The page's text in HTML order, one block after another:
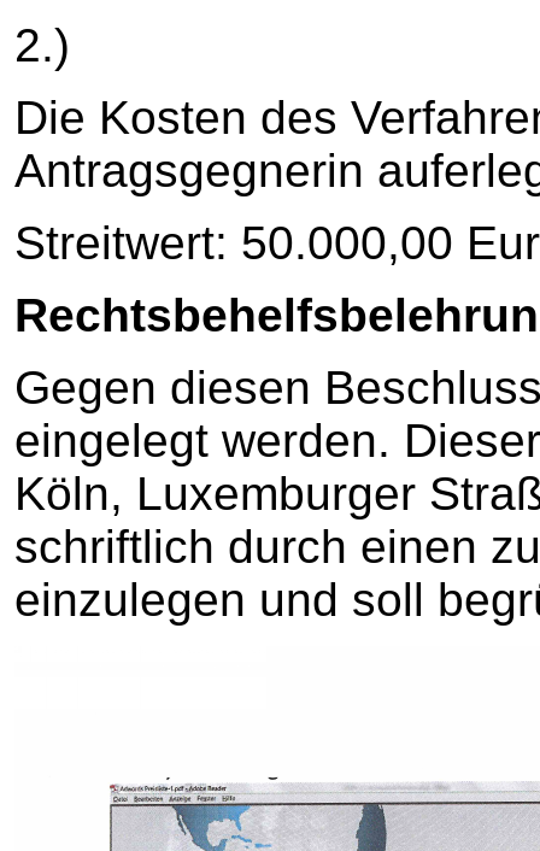
2.)
Die Kosten des
Antragsgegnerin
Streitwert: 50.000,00
Gegen diesen
eingelegt werden.
Köln, Luxemburger
schriftlich durch einen
einzulegen und soll